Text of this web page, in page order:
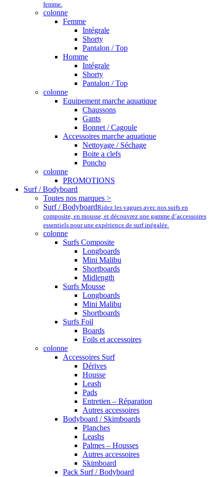
femme.
colonne
Femme
Intégrale
Shorty
Pantalon / Top
Homme
Intégrale
Shorty
Pantalon / Top
colonne
Equipement marche aquatique
Chaussons
Gants
Bonnet / Cagoule
Accessoires marche aquatique
Nettoyage / Séchage
Boite a clefs
Poncho
colonne
PROMOTIONS
Surf / Bodyboard
Toutes nos marques >
Surf / BodyboardRidez les vagues avec nos surfs en
composite, en mousse, et découvrez une gamme d’accessoires
essentiels pour une expérience de surf inégalée.
colonne
Surfs Composite
Longboards
Mini Malibu
Shortboards
Midlength
Surfs Mousse
Longboards
Mini Malibu
Shortboards
Surfs Foil
Boards
Foils et accessoires
colonne
Accessoires Surf
Dérives
Housse
Leash
Pads
Entretien – Réparation
Autres accessoires
Bodyboard / Skimboards
Planches
Leashs
Palmes – Housses
Autres accessoires
Skimboard
Pack Surf / Bodyboard